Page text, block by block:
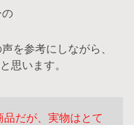
の
を参考にしながら、
思います。
だが、実物はとて